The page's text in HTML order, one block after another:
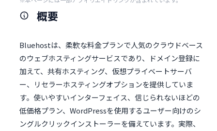
概要
Bluehostは、柔軟な料金プランで人気のクラウドベース
のウェブホスティングサービスであり、ドメイン登録に
加えて、共有ホスティング、仮想プライベートサーバ
ー、リセラーホスティングオプションを提供していま
す。使いやすいインターフェイス、信じられないほどの
低価格プラン、WordPressを使用するユーザー向けのシ
ングルクリックインストーラーを備えています。実際、